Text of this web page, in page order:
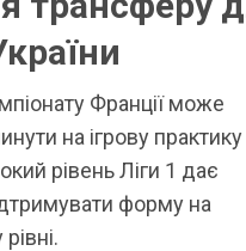
Франції може
на ігрову практику
рівень Ліги 1 дає
форму на